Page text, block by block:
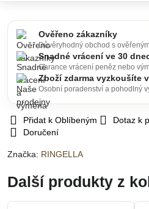
Přidat k Oblíbeným Dotaz k
Doručení
Značka: RINGELLA
Ověřeno zákazníky
Důvěryhodný obchod s
Snadné vrácení ve 30
Garance vrácení peněz nebo
Zboží zdarma vyzkoušíte
Osobní poradenství a pohodlný
Další produkty z